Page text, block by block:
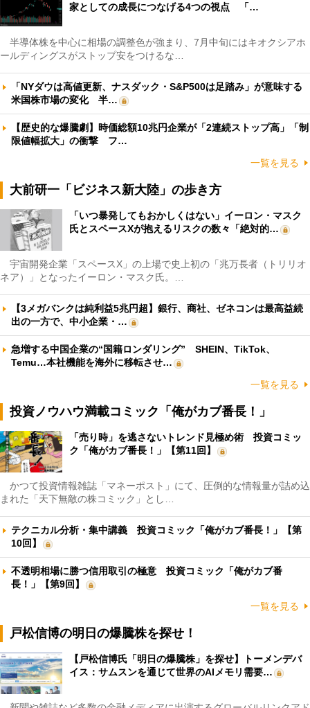
家としての成長につなげる4つの視点 「…
半導体株を中心に相場の調整色が強まり、7月中旬にはキオクシアホ
ールディングスがストップ安をつけるな…
「NYダウは高値更新、ナスダック・S&P500は足踏み」が意味する
米国株市場の変化 半…
【歴史的な爆騰劇】時価総額10兆円企業が「2連続ストップ高」「制
限値幅拡大」の衝撃 フ…
一覧を見る
大前研一「ビジネス新大陸」の歩き方
「いつ暴発してもおかしくはない」イーロン・マスク
氏とスペースXが抱えるリスクの数々「絶対的…
宇宙開発企業「スペースX」の上場で史上初の「兆万長者（トリリオ
ネア）」となったイーロン・マスク氏。…
【3メガバンクは純利益5兆円超】銀行、商社、ゼネコンは最高益続
出の一方で、中小企業・…
急増する中国企業の“国籍ロンダリング” SHEIN、TikTok、
Temu…本社機能を海外に移転させ…
一覧を見る
投資ノウハウ満載コミック「俺がカブ番長！」
「売り時」を逃さないトレンド見極め術 投資コミッ
ク「俺がカブ番長！」【第11回】
かつて投資情報雑誌「マネーポスト」にて、圧倒的な情報量が詰め込
まれた「天下無敵の株コミック」とし…
テクニカル分析・集中講義 投資コミック「俺がカブ番長！」【第
10回】
不透明相場に勝つ信用取引の極意 投資コミック「俺がカブ番
長！」【第9回】
一覧を見る
戸松信博の明日の爆騰株を探せ！
【戸松信博氏「明日の爆騰株」を探せ】トーメンデバ
イス：サムスンを通じて世界のAIメモリ需要…